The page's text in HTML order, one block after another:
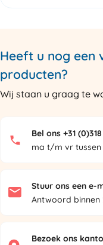
Heeft u nog een
producten?
Wij staan u graag te
Bel ons +31
ma t/m vr tussen
Stuur ons een e-
Antwoord binnen
Bezoek ons